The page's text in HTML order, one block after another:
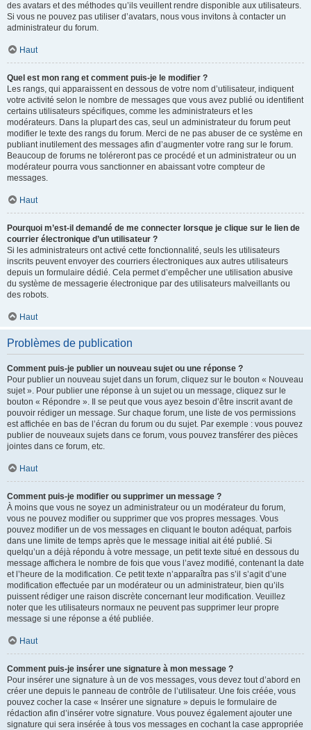
des avatars et des méthodes qu’ils veuillent rendre disponible aux utilisateurs.
Si vous ne pouvez pas utiliser d’avatars, nous vous invitons à contacter un
administrateur du forum.
Haut
Quel est mon rang et comment puis-je le modifier ?
Les rangs, qui apparaissent en dessous de votre nom d’utilisateur, indiquent
votre activité selon le nombre de messages que vous avez publié ou identifient
certains utilisateurs spécifiques, comme les administrateurs et les
modérateurs. Dans la plupart des cas, seul un administrateur du forum peut
modifier le texte des rangs du forum. Merci de ne pas abuser de ce système en
publiant inutilement des messages afin d’augmenter votre rang sur le forum.
Beaucoup de forums ne toléreront pas ce procédé et un administrateur ou un
modérateur pourra vous sanctionner en abaissant votre compteur de
messages.
Haut
Pourquoi m’est-il demandé de me connecter lorsque je clique sur le lien de
courrier électronique d’un utilisateur ?
Si les administrateurs ont activé cette fonctionnalité, seuls les utilisateurs
inscrits peuvent envoyer des courriers électroniques aux autres utilisateurs
depuis un formulaire dédié. Cela permet d’empêcher une utilisation abusive
du système de messagerie électronique par des utilisateurs malveillants ou
des robots.
Haut
Problèmes de publication
Comment puis-je publier un nouveau sujet ou une réponse ?
Pour publier un nouveau sujet dans un forum, cliquez sur le bouton « Nouveau
sujet ». Pour publier une réponse à un sujet ou un message, cliquez sur le
bouton « Répondre ». Il se peut que vous ayez besoin d’être inscrit avant de
pouvoir rédiger un message. Sur chaque forum, une liste de vos permissions
est affichée en bas de l’écran du forum ou du sujet. Par exemple : vous pouvez
publier de nouveaux sujets dans ce forum, vous pouvez transférer des pièces
jointes dans ce forum, etc.
Haut
Comment puis-je modifier ou supprimer un message ?
À moins que vous ne soyez un administrateur ou un modérateur du forum,
vous ne pouvez modifier ou supprimer que vos propres messages. Vous
pouvez modifier un de vos messages en cliquant le bouton adéquat, parfois
dans une limite de temps après que le message initial ait été publié. Si
quelqu’un a déjà répondu à votre message, un petit texte situé en dessous du
message affichera le nombre de fois que vous l’avez modifié, contenant la date
et l’heure de la modification. Ce petit texte n’apparaîtra pas s’il s’agit d’une
modification effectuée par un modérateur ou un administrateur, bien qu’ils
puissent rédiger une raison discrète concernant leur modification. Veuillez
noter que les utilisateurs normaux ne peuvent pas supprimer leur propre
message si une réponse a été publiée.
Haut
Comment puis-je insérer une signature à mon message ?
Pour insérer une signature à un de vos messages, vous devez tout d’abord en
créer une depuis le panneau de contrôle de l’utilisateur. Une fois créée, vous
pouvez cocher la case « Insérer une signature » depuis le formulaire de
rédaction afin d’insérer votre signature. Vous pouvez également ajouter une
signature qui sera insérée à tous vos messages en cochant la case appropriée